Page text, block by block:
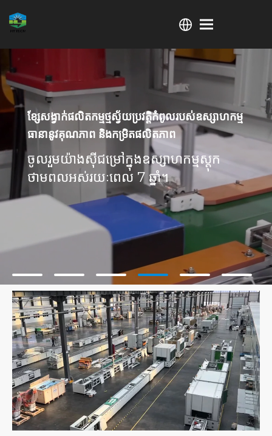
ការបញ្ជាទិញកញ្ចប់ថ្ម 20MWh
HY TECH ចុះហត្ថលេខាលើការបញ្ជាទិញកញ្ចប់ថាមពលថ្ម
20MWh ជាមួយ CALB ។
| ដំណោះស្រាយថាមពលស្នូលសម្រាប់យានយន្តថាមពលថ្មី។
ខ្សែសង្វាក់ផលិតកម្មថ្មស្វ័យប្រវត្តិកំពូលរបស់ឧស្សាហកម្ម
ធានានូវគុណភាព និងកម្រិតផលិតភាព
ចូលរួមយ៉ាងស៊ីជម្រៅក្នុងឧស្សាហកម្មស្តុក
ថាមពលអស់រយៈពេល 7 ឆ្នាំ។